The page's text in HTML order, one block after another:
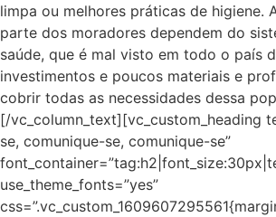
limpa ou melhores práticas de higiene.
parte dos moradores dependem do
saúde, que é mal visto em todo o país
investimentos e poucos materiais e
cobrir todas as necessidades dessa
[/vc_column_text][vc_custom_heading
se, comunique-se, comunique-se”
use_theme_fonts=”yes”